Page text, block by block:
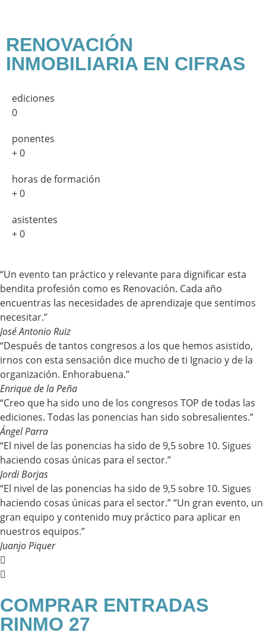
RENOVACIÓN
INMOBILIARIA EN CIFRAS
ediciones
0
ponentes
+0
horas de formación
+0
asistentes
+0
“Un evento tan práctico y relevante para dignificar esta
bendita profesión como es Renovación. Cada año
encuentras las necesidades de aprendizaje que sentimos
necesitar.”
José Antonio Ruiz
“Después de tantos congresos a los que hemos asistido,
irnos con esta sensación dice mucho de ti Ignacio y de la
organización. Enhorabuena.”
Enrique de la Peña
“Creo que ha sido uno de los congresos TOP de todas las
ediciones. Todas las ponencias han sido sobresalientes.”
Ángel Parra
“El nivel de las ponencias ha sido de 9,5 sobre 10. Sigues
haciendo cosas únicas para el sector.”
Jordi Borjas
“El nivel de las ponencias ha sido de 9,5 sobre 10. Sigues
haciendo cosas únicas para el sector.” “Un gran evento, un
gran equipo y contenido muy práctico para aplicar en
nuestros equipos.”
Juanjo Piquer
COMPRAR ENTRADAS
RINMO 27